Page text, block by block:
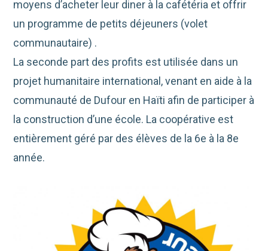
moyens d’acheter leur diner à la cafétéria et offrir
un programme de petits déjeuners (volet
communautaire) .
La seconde part des profits est utilisée dans un
projet humanitaire international, venant en aide à la
communauté de Dufour en Haïti afin de participer à
la construction d’une école. La coopérative est
entièrement géré par des élèves de la 6e à la 8e
année.